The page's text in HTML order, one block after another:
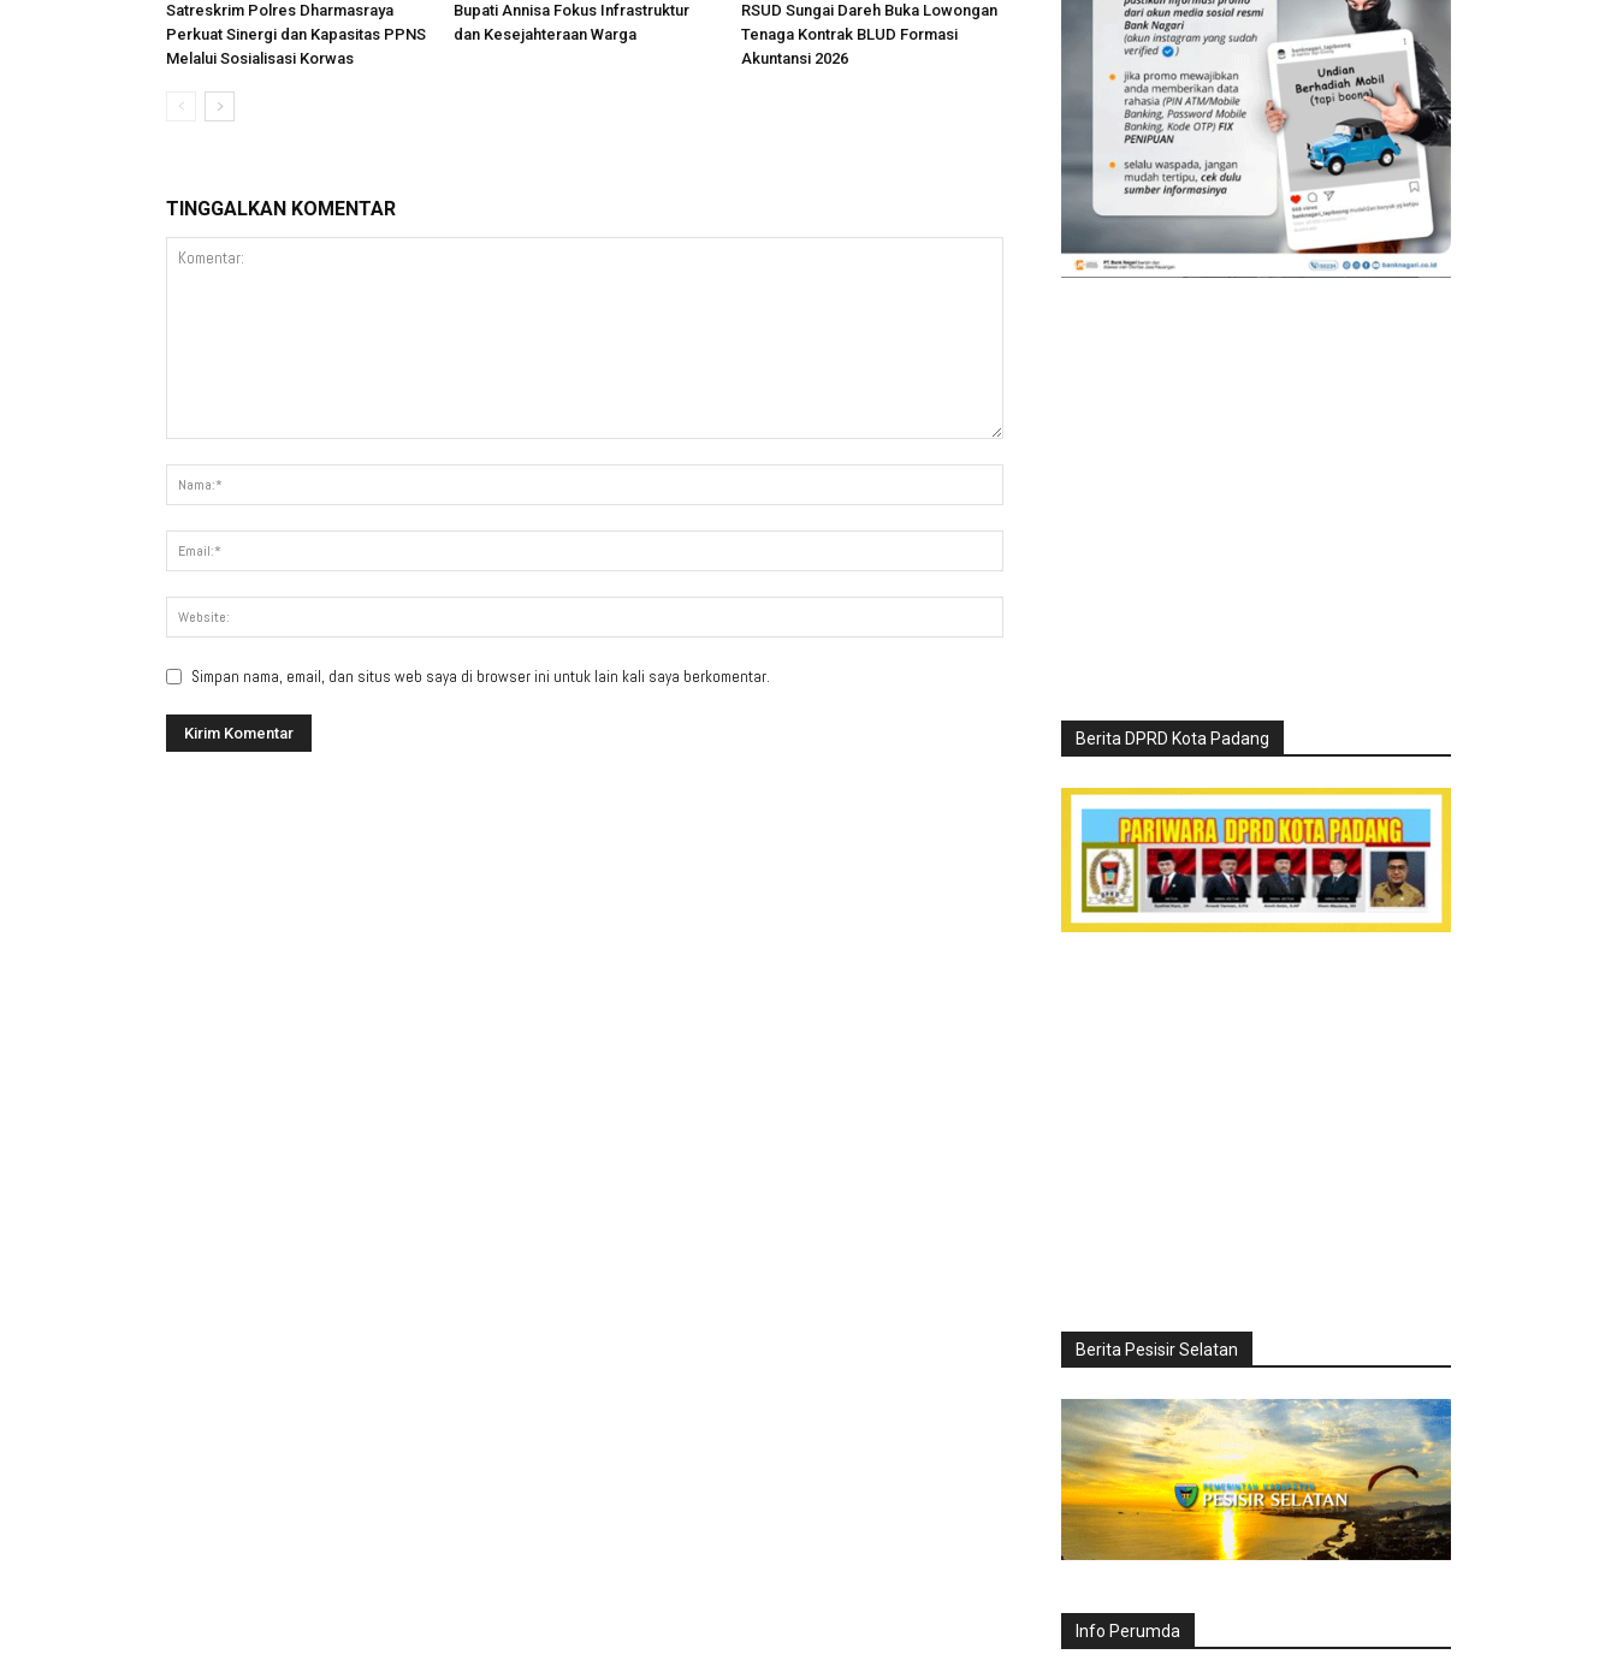
Satreskrim Polres Dharmasraya
Perkuat Sinergi dan Kapasitas PPNS
Melalui Sosialisasi Korwas
Bupati Annisa Fokus Infrastruktur
dan Kesejahteraan Warga
RSUD Sungai Dareh Buka Lowongan
Tenaga Kontrak BLUD Formasi
Akuntansi 2026
TINGGALKAN KOMENTAR
Simpan nama, email, dan situs web saya di browser ini untuk lain kali saya berkomentar.
Berita DPRD Kota Padang
Berita Pesisir Selatan
Info Perumda